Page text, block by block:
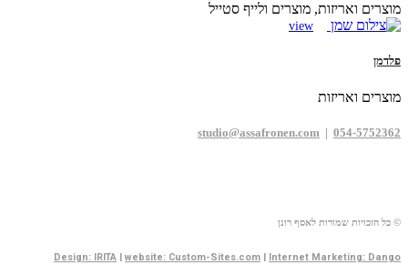
מוצרים ואריזות, מוצרים ולייף סטייל
view
פלדמן
מוצרים ואריזות
studio@assafronen.com | 054-5752362
© כל הזכויות שמורות לאסף רונן
Design: IRITA | website: Custom-Sites.com | Internet Marketing: Dango